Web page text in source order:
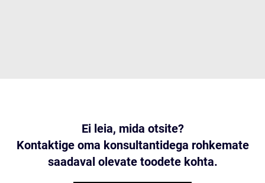
Ei leia, mida otsite?
Kontaktige oma konsultantidega rohkemate
saadaval olevate toodete kohta.